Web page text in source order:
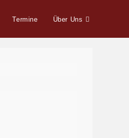
Termine Über Uns